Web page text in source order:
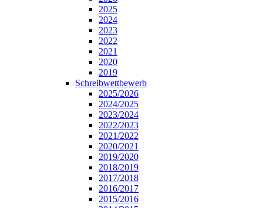
2025
2024
2023
2022
2021
2020
2019
Schreibwettbewerb
2025/2026
2024/2025
2023/2024
2022/2023
2021/2022
2020/2021
2019/2020
2018/2019
2017/2018
2016/2017
2015/2016